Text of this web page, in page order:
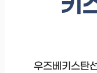
우즈베키스탄